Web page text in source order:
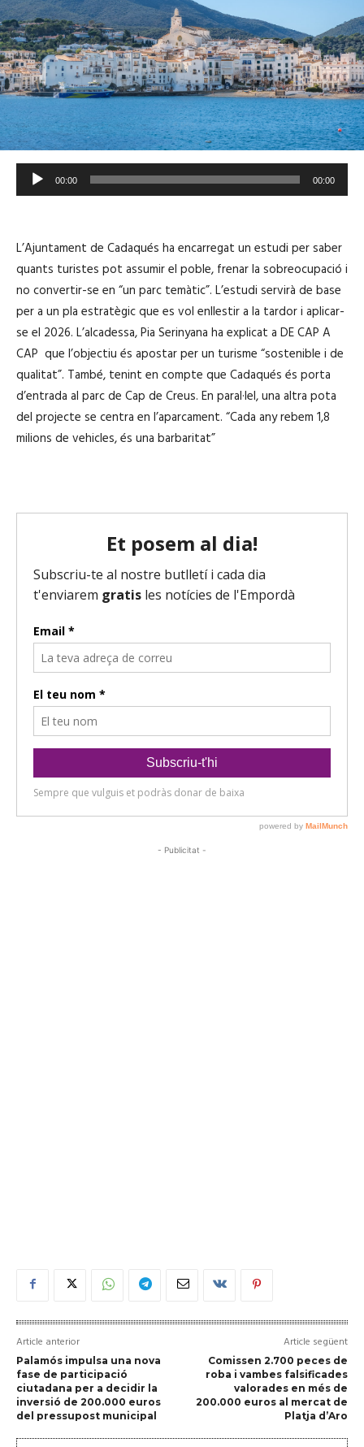
e
o
d
u
c
t
o
r
d
'
à
i
00:00 00:00
L’Ajuntament de Cadaqués ha encarregat un estudi per saber
quants turistes pot assumir el poble, frenar la sobreocupació i
no convertir-se en “un parc temàtic”. L’estudi servirà de base
per a un pla estratègic que es vol enllestir a la tardor i aplicar-
se el 2026. L’alcadessa, Pia Serinyana ha explicat a DE CAP A
CAP que l’objectiu és apostar per un turisme “sostenible i de
qualitat”. També, tenint en compte que Cadaqués és porta
d’entrada al parc de Cap de Creus. En paral·lel, una altra pota
del projecte se centra en l’aparcament. “Cada any rebem 1,8
milions de vehicles, és una barbaritat”
- Publicitat -
Article anterior
Palamós impulsa una nova
fase de participació
ciutadana per a decidir la
inversió de 200.000 euros
del pressupost municipal
Article següent
Comissen 2.700 peces de
roba i vambes falsificades
valorades en més de
200.000 euros al mercat de
Platja d’Aro